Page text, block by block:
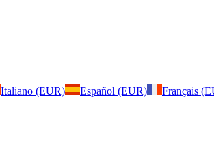
Italiano (EUR) Español (EUR) Français